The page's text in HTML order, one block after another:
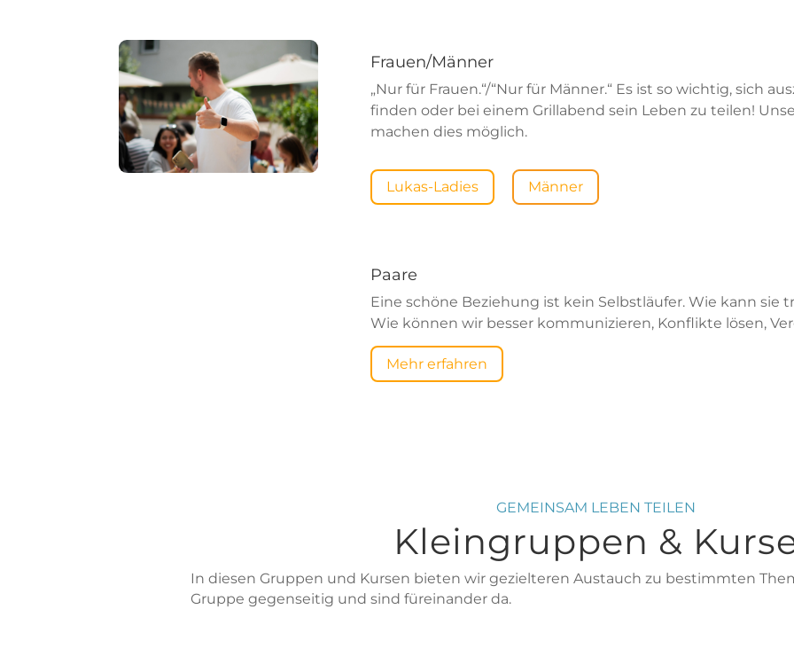
Frauen/Männer
„Nur für Frauen.“/“Nur für Männer.“ Es ist so wichtig, sich
finden oder bei einem Grillabend sein Leben zu teilen!
machen dies möglich.
Lukas-Ladies Männer
Paare
Eine schöne Beziehung ist kein Selbstläufer. Wie kann
Wie können wir besser kommunizieren, Konflikte lösen,
Mehr erfahren
GEMEINSAM LEBEN TEILEN
Kleingruppen &
In diesen Gruppen und Kursen bieten wir gezielteren Austauch zu bestimmten
Gruppe gegenseitig und sind füreinander da.